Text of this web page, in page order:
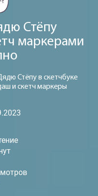
Стёпу
маркерами
Стёпу в скетчбуке
и скетч маркеры